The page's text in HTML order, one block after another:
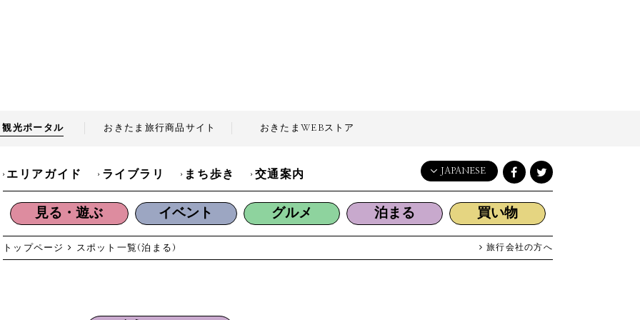
観光ポータル おきたま旅行商品 サイト おきたま WEBストア
エリアガイド ライブラリ まち歩き 交通案内 JAPANESE
English
日本語
简体中文
見る・遊ぶ イベント グルメ 泊まる 買い物
トップページ スポット一覧 (泊まる) 旅行会社の方へ